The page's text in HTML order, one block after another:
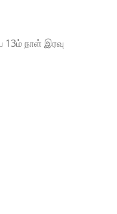
நாள் இரவு